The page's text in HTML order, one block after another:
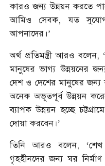
কারও জন্য উন্নয়ন করতে
আমিও সেবক, যত
আপনাদের।’
অর্থ প্রতিমন্ত্রী আরও বলেন,
মানুষের ভাগ্য উন্নয়নের
দেশ ও দেশের মানুষের জন্য
অনেক অভূতপূর্ব উন্নয়ন
ব্যাপক উন্নয়ন হচ্ছে
দোয়া করবেন।’
তিনি আরও বলেন, ‘শেখ
গৃহহীনদের জন্য ঘর